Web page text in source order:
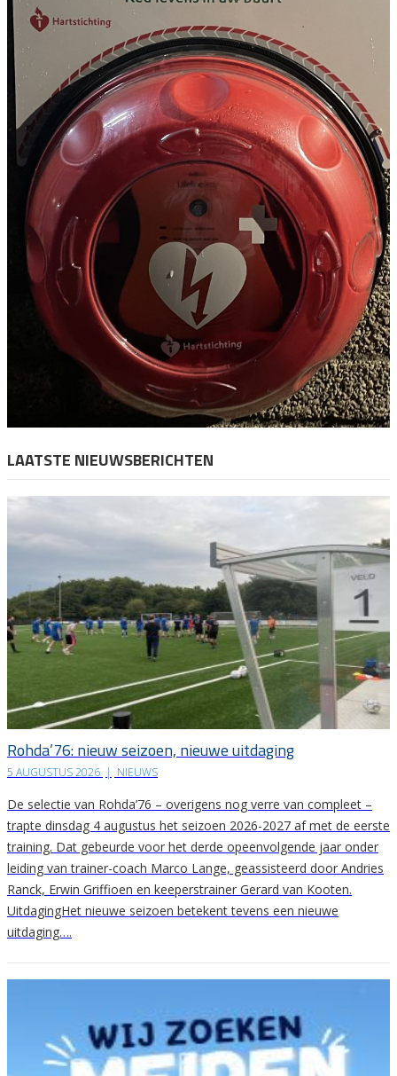
LAATSTE NIEUWSBERICHTEN
Rohda’76: nieuw seizoen, nieuwe uitdaging
5 AUGUSTUS 2026 | NIEUWS
De selectie van Rohda’76 – overigens nog verre van compleet –
trapte dinsdag 4 augustus het seizoen 2026-2027 af met de eerste
training. Dat gebeurde voor het derde opeenvolgende jaar onder
leiding van trainer-coach Marco Lange, geassisteerd door Andries
Ranck, Erwin Griffioen en keeperstrainer Gerard van Kooten.
UitdagingHet nieuwe seizoen betekent tevens een nieuwe
uitdaging….